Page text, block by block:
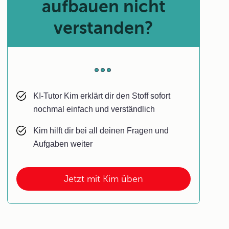
Jetzt mit Kim üben
aufbauen nicht
verstanden?
KI-Tutor Kim erklärt dir den Stoff sofort
nochmal einfach und verständlich
Kim hilft dir bei all deinen Fragen und
Aufgaben weiter